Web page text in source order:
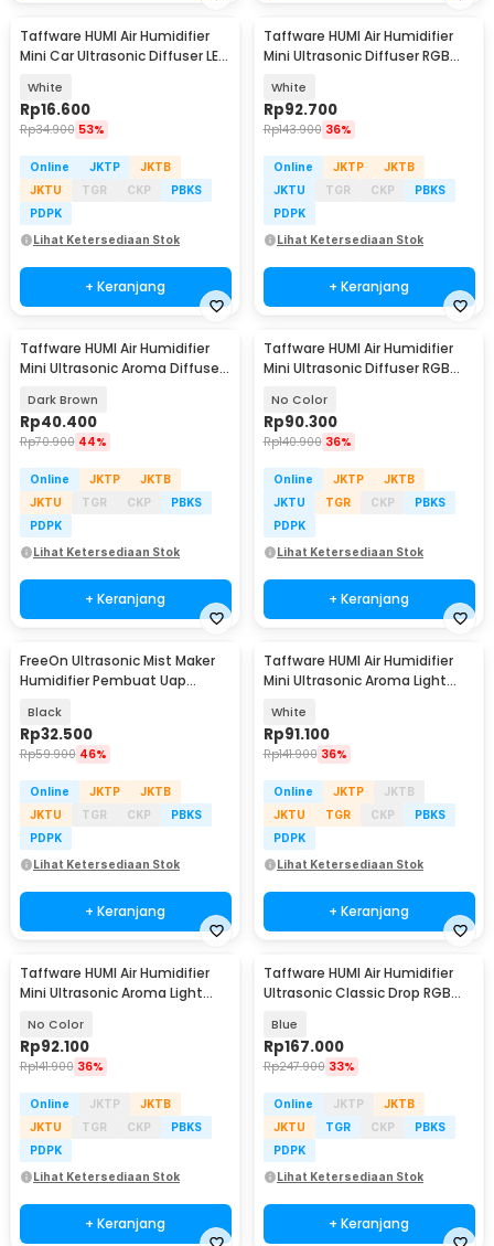
Taffware HUMI Air Humidifier
Mini Car Ultrasonic Diffuser LED
White
Rp16.600
Rp34.900 53%
Online JKTP
JKTB
JKTU
TGR CKP
PBKS
PDPK
Lihat Ketersediaan Stok
+ Keranjang
Taffware HUMI Air Humidifier
Mini Ultrasonic Diffuser RGB
White
Rp92.700
Rp143.900 36%
Online JKTP
JKTB
JKTU
TGR CKP
PBKS
PDPK
Lihat Ketersediaan Stok
+ Keranjang
Taffware HUMI Air Humidifier
Mini Ultrasonic Aroma Diffuser
Dark Brown
Rp40.400
Rp70.900 44%
Online JKTP
JKTB
JKTU
TGR CKP
PBKS
PDPK
Lihat Ketersediaan Stok
+ Keranjang
Taffware HUMI Air Humidifier
Mini Ultrasonic Diffuser RGB
No Color
Rp90.300
Rp140.900 36%
Online JKTP
JKTB
JKTU
TGR CKP
PBKS
PDPK
Lihat Ketersediaan Stok
+ Keranjang
FreeOn Ultrasonic Mist Maker
Humidifier Pembuat Uap
Black
Rp32.500
Rp59.900 46%
Online JKTP
JKTB
JKTU
TGR CKP
PBKS
PDPK
Lihat Ketersediaan Stok
+ Keranjang
Taffware HUMI Air Humidifier
Mini Ultrasonic Aroma Light
White
Rp91.100
Rp141.900 36%
Online JKTP
JKTB
JKTU
TGR CKP
PBKS
PDPK
Lihat Ketersediaan Stok
+ Keranjang
Taffware HUMI Air Humidifier
Mini Ultrasonic Aroma Light
No Color
Rp92.100
Rp141.900 36%
Online JKTP
JKTB
JKTU
TGR CKP
PBKS
PDPK
Lihat Ketersediaan Stok
+ Keranjang
Taffware HUMI Air Humidifier
Ultrasonic Classic Drop RGB
Blue
Rp167.000
Rp247.900 33%
Online JKTP
JKTB
JKTU
TGR CKP
PBKS
PDPK
Lihat Ketersediaan Stok
+ Keranjang